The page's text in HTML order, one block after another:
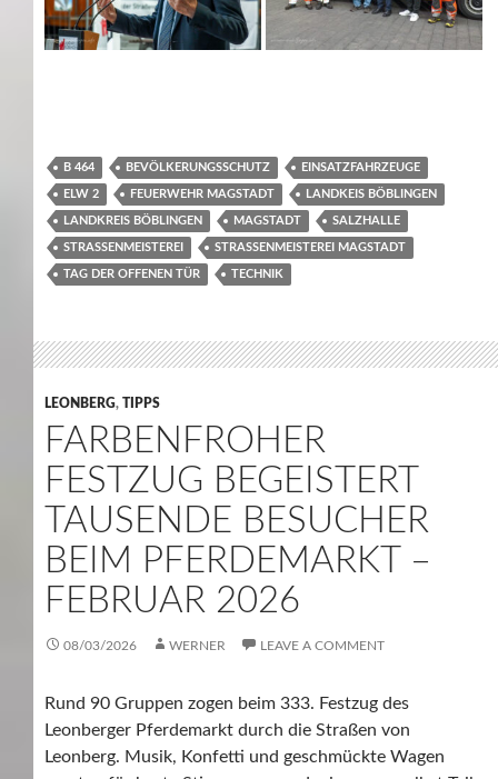
B 464 BEVÖLKERUNGSSCHUTZ EINSATZFAHRZEUGE
ELW 2 FEUERWEHR MAGSTADT LANDKEIS BÖBLINGEN
LANDKREIS BÖBLINGEN MAGSTADT SALZHALLE
STRASSENMEISTEREI STRASSENMEISTEREI MAGSTADT
TAG DER OFFENEN TÜR TECHNIK
LEONBERG, TIPPS
FARBENFROHER
FESTZUG BEGEISTERT
TAUSENDE BESUCHER
BEIM PFERDEMARKT –
FEBRUAR 2026
08/03/2026 WERNER LEAVE A COMMENT
Rund 90 Gruppen zogen beim 333. Festzug des
Leonberger Pferdemarkt durch die Straßen von
Leonberg. Musik, Konfetti und geschmückte Wagen